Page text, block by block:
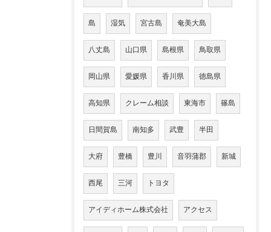
島 湿気 宮古島 奄美大島
八丈島 山口県 島根県 鳥取県
岡山県 愛媛県 香川県 徳島県
高知県 クレーム相談 東海市 篠島
日間賀島 南知多 武豊 半田
大府 豊橋 豊川 音羽蒲郡 新城
西尾 三河 トヨタ
アイディホーム株式会社 アクセス